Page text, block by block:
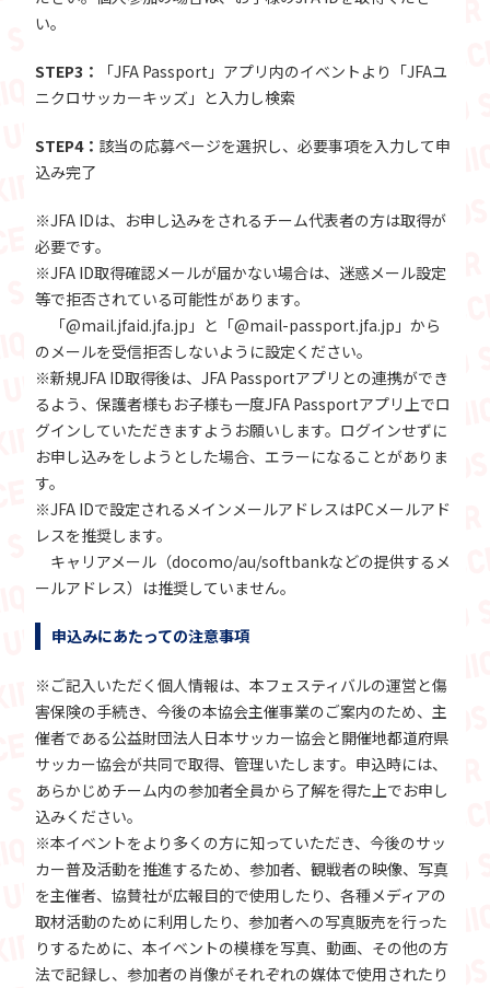
い。
STEP3：
「JFA Passport」アプリ内のイベントより「JFAユ
ニクロサッカーキッズ」と入力し検索
STEP4： 該当の応募ページを選択し、必要事項を入力して申
込み完了
※JFA IDは、お申し込みをされるチーム代表者の方は取得が
必要です。
※JFA ID取得確認メールが届かない場合は、迷惑メール設定
等で拒否されている可能性があります。
「@mail.jfaid.jfa.jp」と「@mail-passport.jfa.jp」から
のメールを受信拒否しないように設定ください。
※新規JFA ID取得後は、JFA Passportアプリとの連携ができ
るよう、保護者様もお子様も一度JFA Passportアプリ上でロ
グインしていただきますようお願いします。ログインせずに
お申し込みをしようとした場合、エラーになることがありま
す。
※JFA IDで設定されるメインメールアドレスはPCメールアド
レスを推奨します。
キャリアメール（docomo/au/softbankなどの提供するメ
ールアドレス）は推奨していません。
申込みにあたっての注意事項
※ご記入いただく個人情報は、本フェスティバルの運営と傷
害保険の手続き、今後の本協会主催事業のご案内のため、主
催者である公益財団法人日本サッカー協会と開催地都道府県
サッカー協会が共同で取得、管理いたします。申込時には、
あらかじめチーム内の参加者全員から了解を得た上でお申し
込みください。
※本イベントをより多くの方に知っていただき、今後のサッ
カー普及活動を推進するため、参加者、観戦者の映像、写真
を主催者、協賛社が広報目的で使用したり、各種メディアの
取材活動のために利用したり、参加者への写真販売を行った
りするために、本イベントの模様を写真、動画、その他の方
法で記録し、参加者の肖像がそれぞれの媒体で使用されたり